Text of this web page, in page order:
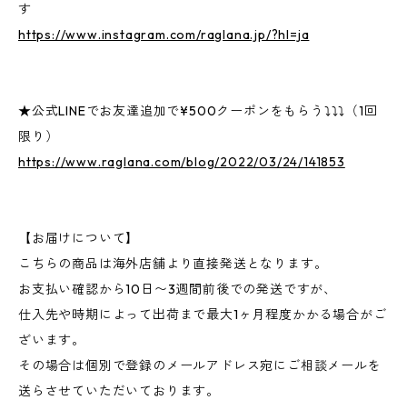
す
https://www.instagram.com/raglana.jp/?hl=ja
★公式LINEでお友達追加で¥500クーポンをもらう⤵⤵⤵（1回
限り）
https://www.raglana.com/blog/2022/03/24/141853
【お届けについて】
こちらの商品は海外店舗より直接発送となります。
お支払い確認から10日〜3週間前後での発送ですが、
仕入先や時期によって出荷まで最大1ヶ月程度かかる場合がご
ざいます。
その場合は個別で登録のメールアドレス宛にご相談メールを
送らさせていただいております。